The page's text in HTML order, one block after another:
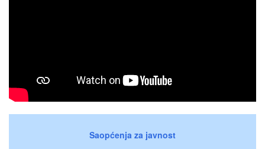
Saopćenja za javnost